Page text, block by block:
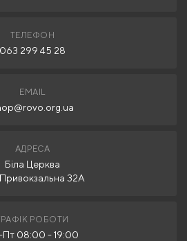
ТЕЛЕФОН
063 299 45 28
EMAIL
АДРЕСА
Біла Церква
32А
РОБОТИ
Пт 08:00 - 19:00